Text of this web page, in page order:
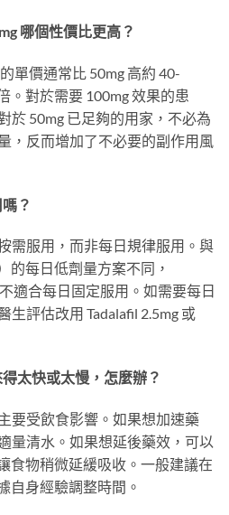
哪個性價比更高？
單價通常比 50mg 高約 40-
。對於需要 100mg 效果的患
於 50mg 已足夠的用家，不必為
，反而增加了不必要的副作用風
？
需服用，而非每日規律服用。與
的每日低劑量方案不同，
適合每日固定服用。如需要每日
生評估改用 Tadalafil 2.5mg 或
太快或太慢，怎麼辦？
要受飲食影響。如果想加速藥
量清水。如果想延後藥效，可以
食物稍微延緩吸收。一般建議在
自身經驗調整時間。